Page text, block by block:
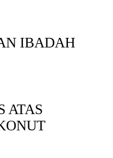
IBADAH
ATAS